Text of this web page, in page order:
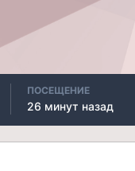
ПОСЕЩЕНИЕ
26 минут назад